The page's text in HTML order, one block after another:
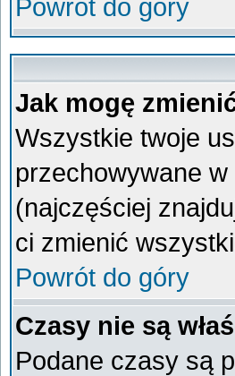
Powrót do góry
Jak mogę
Wszystkie twoje
przechowywane
(najczęściej
ci zmienić
Powrót do góry
Czasy nie są
Podane czasy są